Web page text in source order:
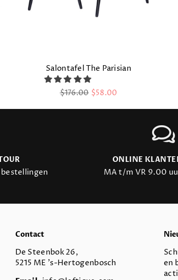
Salontafel The Parisian
Regular
$176.00 $58.00
ONLINE
MA t/m VR 9.00
Contact
De Steenbok 26,
5215 ME 's-Hertogenbosch
en